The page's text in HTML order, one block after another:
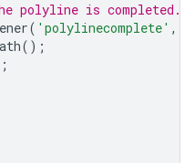
polyline is completed.
( 'polylinecomplete' ,
();